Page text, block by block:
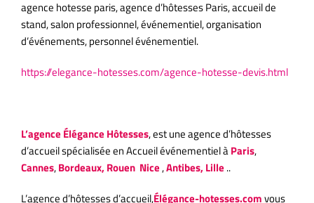
agence hotesse paris, agence d’hôtesses Paris, accueil de
stand, salon professionnel, événementiel, organisation
d’événements, personnel événementiel.
https://elegance-hotesses.com/agence-hotesse-devis.html
L’agenceÉléganceHôtesses, est une agence d’hôtesses
d’accueil spécialisée en Accueil événementiel àParis,
Cannes,Bordeaux, Rouen Nice,Antibes, Lille..
L’agence d’hôtesses d’accueil,Élégance-hotesses.comvous